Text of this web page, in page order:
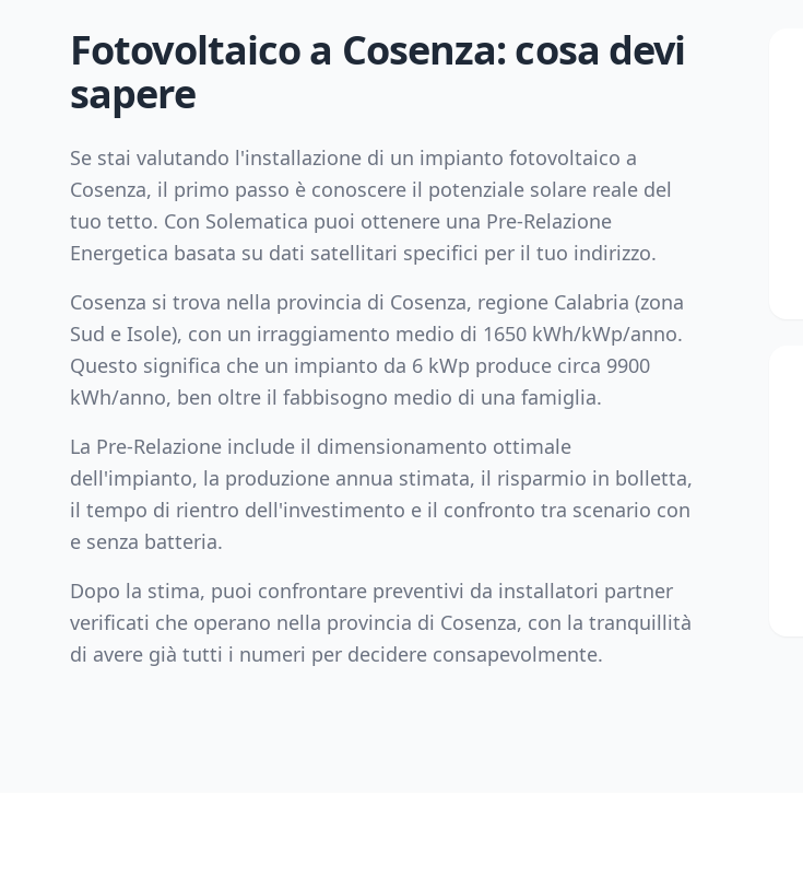
Fotovoltaico a Cosenza: cosa devi
sapere
Se stai valutando l'installazione di un impianto fotovoltaico a
Cosenza, il primo passo è conoscere il potenziale solare reale del
tuo tetto. Con Solematica puoi ottenere una Pre-Relazione
Energetica basata su dati satellitari specifici per il tuo indirizzo.
Cosenza si trova nella provincia di Cosenza, regione Calabria (zona
Sud e Isole), con un irraggiamento medio di 1650 kWh/kWp/anno.
Questo significa che un impianto da 6 kWp produce circa 9900
kWh/anno, ben oltre il fabbisogno medio di una famiglia.
La Pre-Relazione include il dimensionamento ottimale
dell'impianto, la produzione annua stimata, il risparmio in bolletta,
il tempo di rientro dell'investimento e il confronto tra scenario con
e senza batteria.
Dopo la stima, puoi confrontare preventivi da installatori partner
verificati che operano nella provincia di Cosenza, con la tranquillità
di avere già tutti i numeri per decidere consapevolmente.